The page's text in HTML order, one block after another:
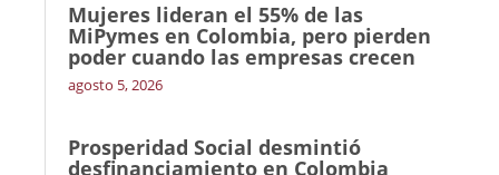
Mujeres lideran el 55% de las
MiPymes en Colombia, pero pierden
poder cuando las empresas crecen
agosto 5, 2026
Prosperidad Social desmintió
desfinanciamiento en Colombia